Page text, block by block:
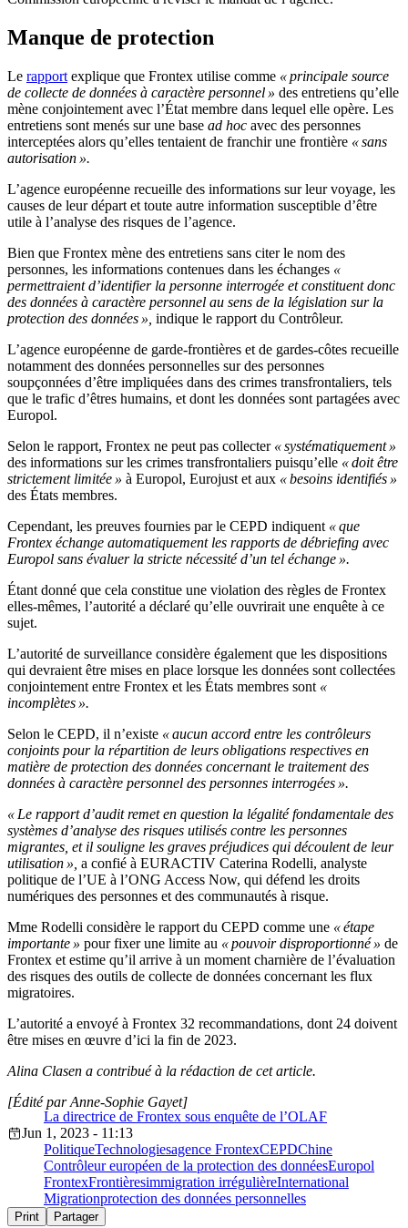
Manque de protection
Le rapport explique que Frontex utilise comme « principale source
de collecte de données à caractère personnel » des entretiens qu’elle
mène conjointement avec l’État membre dans lequel elle opère. Les
entretiens sont menés sur une base ad hoc avec des personnes
interceptées alors qu’elles tentaient de franchir une frontière « sans
autorisation ».
L’agence européenne recueille des informations sur leur voyage, les
causes de leur départ et toute autre information susceptible d’être
utile à l’analyse des risques de l’agence.
Bien que Frontex mène des entretiens sans citer le nom des
personnes, les informations contenues dans les échanges «
permettraient d’identifier la personne interrogée et constituent donc
des données à caractère personnel au sens de la législation sur la
protection des données », indique le rapport du Contrôleur.
L’agence européenne de garde-frontières et de gardes-côtes recueille
notamment des données personnelles sur des personnes
soupçonnées d’être impliquées dans des crimes transfrontaliers, tels
que le trafic d’êtres humains, et dont les données sont partagées avec
Europol.
Selon le rapport, Frontex ne peut pas collecter « systématiquement »
des informations sur les crimes transfrontaliers puisqu’elle « doit être
strictement limitée » à Europol, Eurojust et aux « besoins identifiés »
des États membres.
Cependant, les preuves fournies par le CEPD indiquent « que
Frontex échange automatiquement les rapports de débriefing avec
Europol sans évaluer la stricte nécessité d’un tel échange ».
Étant donné que cela constitue une violation des règles de Frontex
elles-mêmes, l’autorité a déclaré qu’elle ouvrirait une enquête à ce
sujet.
L’autorité de surveillance considère également que les dispositions
qui devraient être mises en place lorsque les données sont collectées
conjointement entre Frontex et les États membres sont «
incomplètes ».
Selon le CEPD, il n’existe « aucun accord entre les contrôleurs
conjoints pour la répartition de leurs obligations respectives en
matière de protection des données concernant le traitement des
données à caractère personnel des personnes interrogées ».
« Le rapport d’audit remet en question la légalité fondamentale des
systèmes d’analyse des risques utilisés contre les personnes
migrantes, et il souligne les graves préjudices qui découlent de leur
utilisation », a confié à EURACTIV Caterina Rodelli, analyste
politique de l’UE à l’ONG Access Now, qui défend les droits
numériques des personnes et des communautés à risque.
Mme Rodelli considère le rapport du CEPD comme une « étape
importante » pour fixer une limite au « pouvoir disproportionné » de
Frontex et estime qu’il arrive à un moment charnière de l’évaluation
des risques des outils de collecte de données concernant les flux
migratoires.
L’autorité a envoyé à Frontex 32 recommandations, dont 24 doivent
être mises en œuvre d’ici la fin de 2023.
Alina Clasen a contribué à la rédaction de cet article.
La directrice de Frontex sous enquête de l’OLAF
[Édité par Anne-Sophie Gayet]
Jun 1, 2023 - 11:13
PolitiqueTechnologiesagence FrontexCEPDChine
Contrôleur européen de la protection des donnéesEuropol
FrontexFrontièresimmigration irrégulièreInternational
Migrationprotection des données personnelles
Print Partager